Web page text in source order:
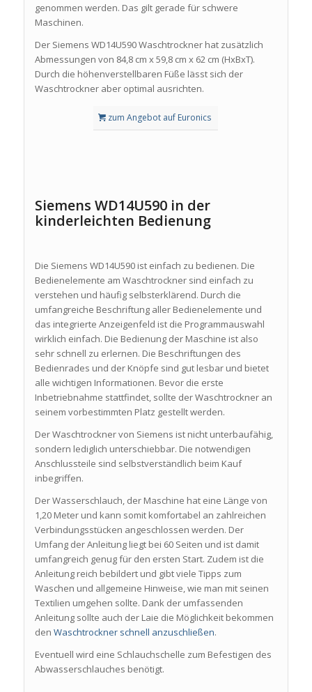
genommen werden. Das gilt gerade für schwere
Maschinen.
Der Siemens WD14U590 Waschtrockner hat zusätzlich
Abmessungen von 84,8 cm x 59,8 cm x 62 cm (HxBxT).
Durch die höhenverstellbaren Füße lässt sich der
Waschtrockner aber optimal ausrichten.
zum Angebot auf Euronics
Siemens WD14U590 in der
kinderleichten Bedienung
Die Siemens WD14U590 ist einfach zu bedienen. Die
Bedienelemente am Waschtrockner sind einfach zu
verstehen und häufig selbsterklärend. Durch die
umfangreiche Beschriftung aller Bedienelemente und
das integrierte Anzeigenfeld ist die Programmauswahl
wirklich einfach. Die Bedienung der Maschine ist also
sehr schnell zu erlernen. Die Beschriftungen des
Bedienrades und der Knöpfe sind gut lesbar und bietet
alle wichtigen Informationen. Bevor die erste
Inbetriebnahme stattfindet, sollte der Waschtrockner an
seinem vorbestimmten Platz gestellt werden.
Der Waschtrockner von Siemens ist nicht unterbaufähig,
sondern lediglich unterschiebbar. Die notwendigen
Anschlussteile sind selbstverständlich beim Kauf
inbegriffen.
Der Wasserschlauch, der Maschine hat eine Länge von
1,20 Meter und kann somit komfortabel an zahlreichen
Verbindungsstücken angeschlossen werden. Der
Umfang der Anleitung liegt bei 60 Seiten und ist damit
umfangreich genug für den ersten Start. Zudem ist die
Anleitung reich bebildert und gibt viele Tipps zum
Waschen und allgemeine Hinweise, wie man mit seinen
Textilien umgehen sollte. Dank der umfassenden
Anleitung sollte auch der Laie die Möglichkeit bekommen
den Waschtrockner schnell anzuschließen.
Eventuell wird eine Schlauchschelle zum Befestigen des
Abwasserschlauches benötigt.